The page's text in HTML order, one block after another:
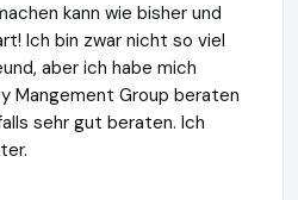
kann wie bisher und
Ich bin zwar nicht so viel
aber ich habe mich
Mangement Group beraten
sehr gut beraten. Ich